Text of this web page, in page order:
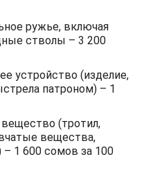
ружье, включая
стволы – 3 200
устройство (изделие,
патроном) – 1
(тротил,
вещества,
– 1 600 сомов за 100